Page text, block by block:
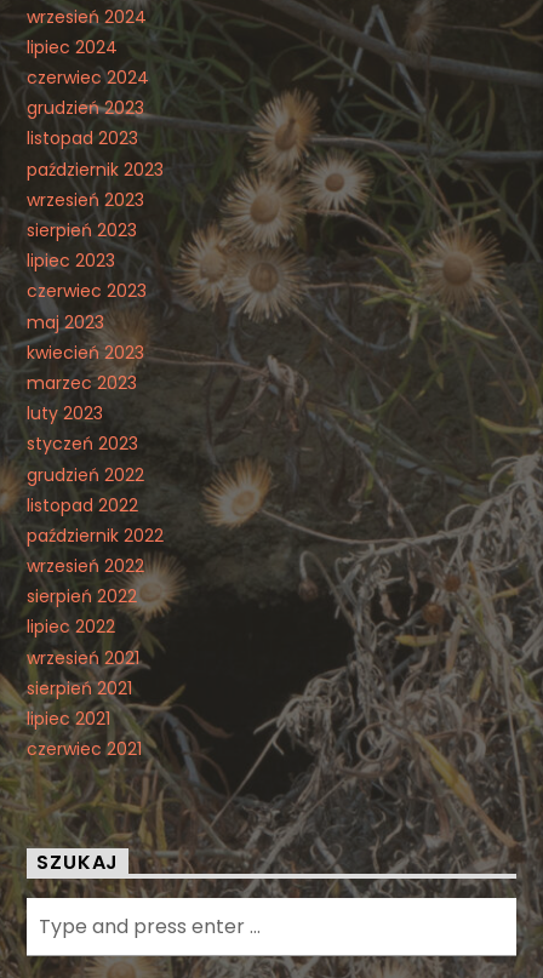
wrzesień 2024
lipiec 2024
czerwiec 2024
grudzień 2023
listopad 2023
październik 2023
wrzesień 2023
sierpień 2023
lipiec 2023
czerwiec 2023
maj 2023
kwiecień 2023
marzec 2023
luty 2023
styczeń 2023
grudzień 2022
listopad 2022
październik 2022
wrzesień 2022
sierpień 2022
lipiec 2022
wrzesień 2021
sierpień 2021
lipiec 2021
czerwiec 2021
SZUKAJ